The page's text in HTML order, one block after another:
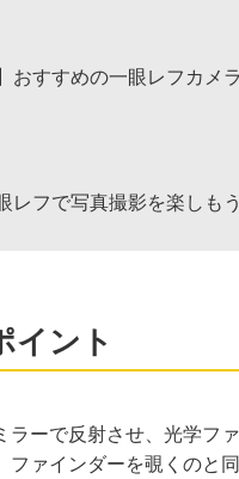
おすすめの一眼レフカメラ
レフで写真撮影を楽しもう
イント
ラーで反射させ、光学フ
ファインダーを覗くのと